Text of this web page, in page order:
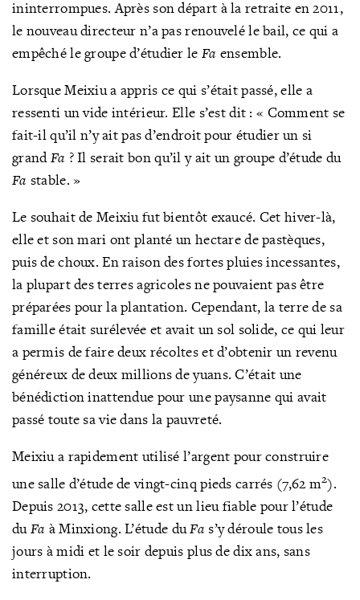
ininterrompues. Après son départ à la retraite en 2011,
le nouveau directeur n’a pas renouvelé le bail, ce qui a
empêché le groupe d’étudier le Fa ensemble.
Lorsque Meixiu a appris ce qui s’était passé, elle a
ressenti un vide intérieur. Elle s’est dit : « Comment se
fait-il qu’il n’y ait pas d’endroit pour étudier un si
grandFa ? Il serait bon qu’il y ait un groupe d’étude du
Fa stable. »
Le souhait de Meixiu fut bientôt exaucé. Cet hiver-là,
elle et son mari ont planté un hectare de pastèques,
puis de choux. En raison des fortes pluies incessantes,
la plupart des terres agricoles ne pouvaient pas être
préparées pour la plantation. Cependant, la terre de sa
famille était surélevée et avait un sol solide, ce qui leur
a permis de faire deux récoltes et d’obtenir un revenu
généreux de deux millions de yuans. C’était une
bénédiction inattendue pour une paysanne qui avait
passé toute sa vie dans la pauvreté.
Meixiu a rapidement utilisé l’argent pour construire
une salle d’étude de vingt-cinq pieds carrés (7,62 m2).
Depuis 2013, cette salle est un lieu fiable pour l’étude
duFa à Minxiong. L’étude duFa s’y déroule tous les
jours à midi et le soir depuis plus de dix ans, sans
interruption.